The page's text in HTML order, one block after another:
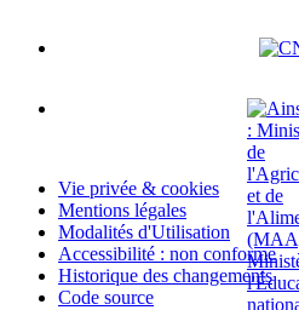
Vie privée & cookies
Mentions légales
Modalités d'Utilisation
Accessibilité : non conforme
Historique des changements
Code source